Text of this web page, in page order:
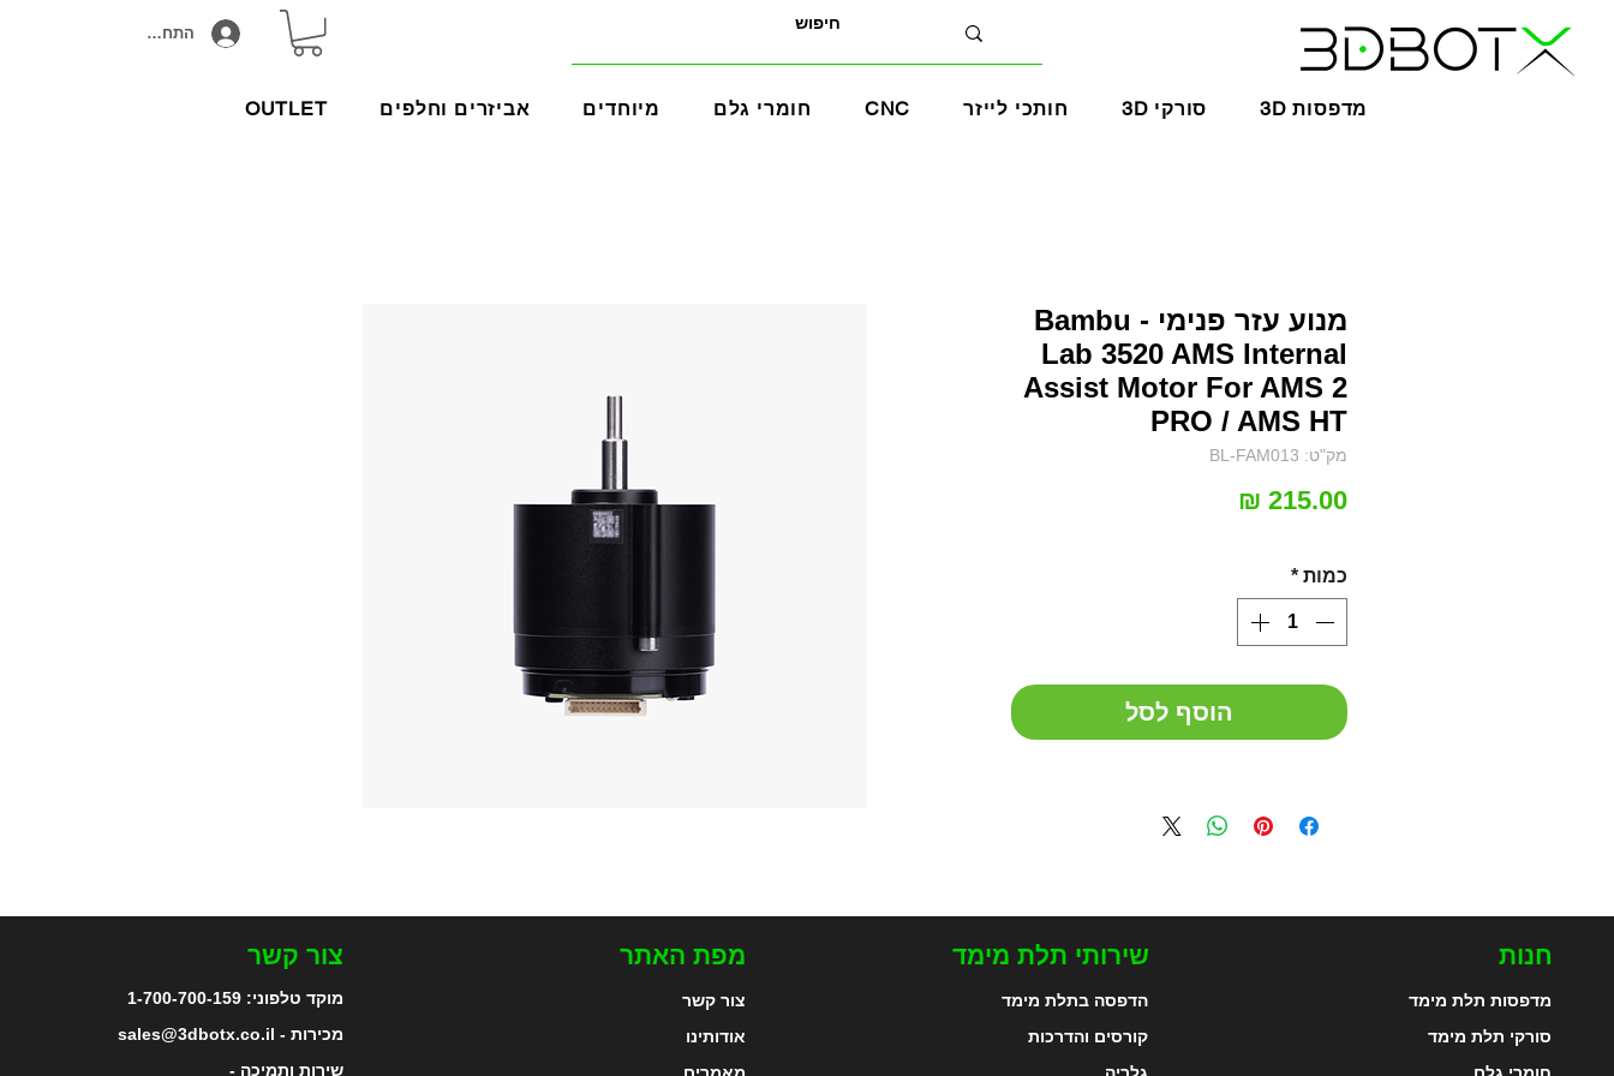
התחבר/הירשם
OUTLET אביזרים וחלפים מיוחדים חומרי גלם CNC חותכי לייזר 3D סורקי 3D מדפסות
מנוע עזר פנימי - Bambu
Lab 3520 AMS Internal
Assist Motor For AMS 2
PRO / AMS HT
מק"ט: BL-FAM013
כמות *
הוסף לסל
צור קשר
מוקד טלפוני:1-700-700-159
מכירות - sales@3dbotx.co.il
שירות ותמיכה -
מפת האתר
צור קשר
אודותינו
מאמרים
שירותי תלת מימד
הדפסה בתלת מימד
קורסים והדרכות
גלריה
חנות
מדפסות תלת מימד
סורקי תלת מימד
חומרי גלם